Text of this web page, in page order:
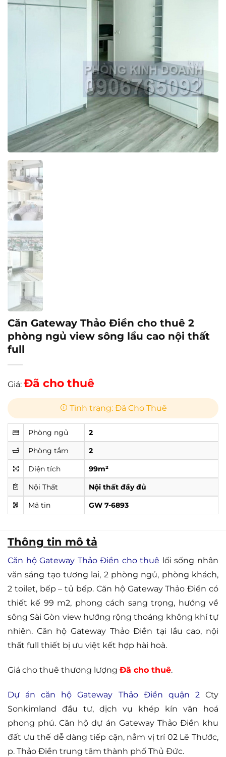
Căn Gateway Thảo Điền cho thuê 2
phòng ngủ view sông lầu cao nội thất
full
Giá: Đã cho thuê
Tình trạng: Đã Cho Thuê
Phòng ngủ
2
Phòng tắm
2
Diện tích
99m²
Nội Thất
Nội thất đầy đủ
Mã tin
GW 7-6893
Thông tin mô tả
Căn hộ Gateway Thảo Điền cho thuê lối sống nhân
văn sáng tạo tương lai, 2 phòng ngủ, phòng khách,
2 toilet, bếp – tủ bếp. Căn hộ Gateway Thảo Điền có
thiết kế 99 m2, phong cách sang trọng, hướng về
sông Sài Gòn view hướng rộng thoáng không khí tự
nhiên. Căn hộ Gateway Thảo Điền tại lầu cao, nội
thất full thiết bị ưu việt kết hợp hài hoà.
Giá cho thuê thương lượng Đã cho thuê.
Dự án căn hộ Gateway Thảo Điền quận 2Cty
Sonkimland đầu tư, dịch vụ khép kín văn hoá
phong phú. Căn hộ dự án Gateway Thảo Điền khu
đất ưu thế dễ dàng tiếp cận, nằm vị trí 02 Lê Thước,
p. Thảo Điền trung tâm thành phố Thủ Đức.